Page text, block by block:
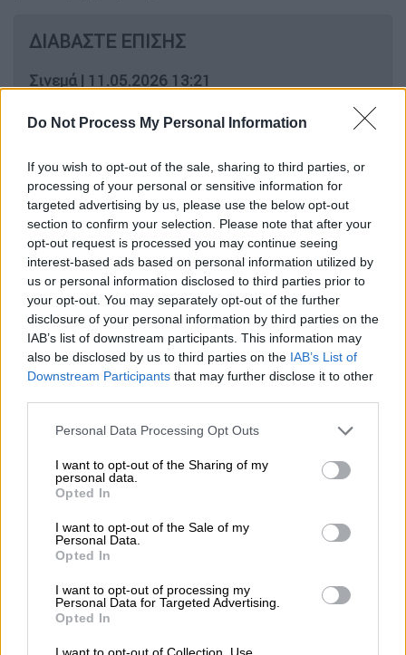
Do Not Process My Personal Information
If you wish to opt-out of the sale, sharing to third parties, or
processing of your personal or sensitive information for
targeted advertising by us, please use the below opt-out
section to confirm your selection. Please note that after your
opt-out request is processed you may continue seeing
interest-based ads based on personal information utilized by
us or personal information disclosed to third parties prior to
your opt-out. You may separately opt-out of the further
disclosure of your personal information by third parties on the
IAB’s list of downstream participants. This information may
also be disclosed by us to third parties on the IAB’s List of
Downstream Participants that may further disclose it to other
Please note that this website/app uses one or more Google
not limited to your visit or usage behaviour. You may click to
grant or deny consent to Google and its third-party tags to
use your data for below specified purposes in below Google
consent section.
Personal Data Processing Opt Outs
I want to opt-out of the Sharing of my
personal data.
Opted In
I want to opt-out of the Sale of my
Personal Data.
Opted In
I want to opt-out of processing my
Personal Data for Targeted Advertising.
Opted In
I want to opt-out of Collection, Use,
ΔΙΑΒΑΣΤΕ ΕΠΙΣΗΣ
Σινεμά | 11.05.2026 13:21
προεγκρίσεις και εγκρίσεις
Market |11.05.2026 13:31
Η Blackstone εξαγοράζει τη Skroutz,
το δημοφιλέστερο marketplace στην
Ελλάδα, από τη CVC
Σε συγκεκριμένους προορισμούς, όπως η
Λέρος, Λέσβος, Χίος, Κως, Σάμος και Ρόδος,
διανυκτερεύσεις χωρίς ιδιωτική συμμετοχή.
Αντίστοιχα, στους δήμους της Βόρειας
Εύβοιας, τουΈβρου
Θεσσαλία (εκτός
Σποράδων),
διανυκτερεύσεις δωρεάν.
Για τις υπόλοιπες περιοχές, παρέχεται
δυνατότητα έως 6 διανυκτερεύσεων με
μικρή ιδιωτική συμμετοχή, μέσω επιταγής